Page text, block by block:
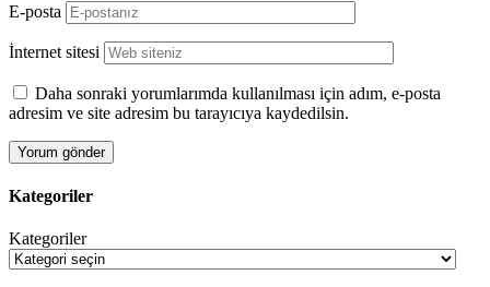
E-posta
İnternet sitesi
Daha sonraki yorumlarımda kullanılması için adım, e-posta
adresim ve site adresim bu tarayıcıya kaydedilsin.
Kategoriler
Kategoriler